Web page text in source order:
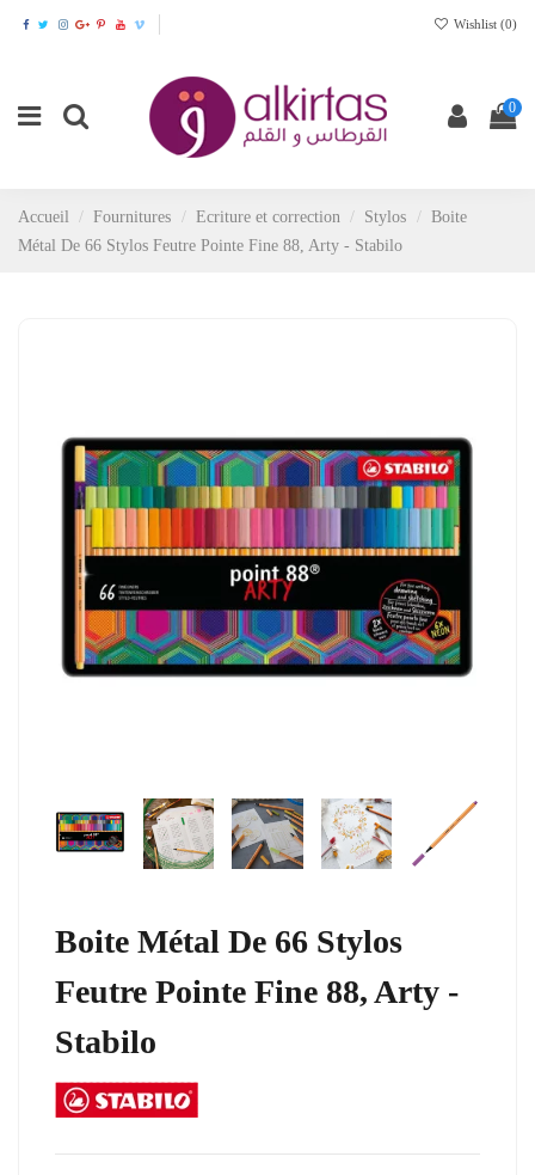
Wishlist (0)
0
Accueil Fournitures Ecriture et correction Stylos
Boite
Métal De 66 Stylos Feutre Pointe Fine 88, Arty - Stabilo
Boite Métal De 66 Stylos
Feutre Pointe Fine 88, Arty -
Stabilo